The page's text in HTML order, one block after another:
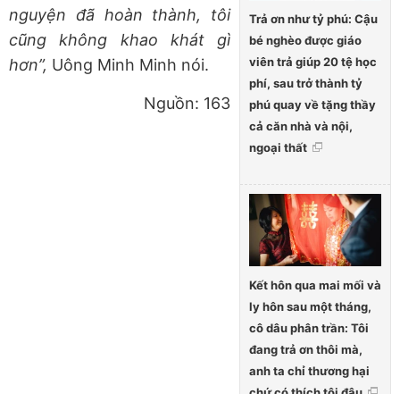
Trả ơn như tỷ phú: Cậu
bé nghèo được giáo
viên trả giúp 20 tệ học
phí, sau trở thành tỷ
phú quay về tặng thầy
cả căn nhà và nội,
ngoại thất
Kết hôn qua mai mối và
ly hôn sau một tháng,
cô dâu phân trần: Tôi
đang trả ơn thôi mà,
anh ta chỉ thương hại
nguyện đã hoàn thành, tôi
cũng không khao khát gì
hơn”, Uông Minh Minh nói.
Nguồn: 163